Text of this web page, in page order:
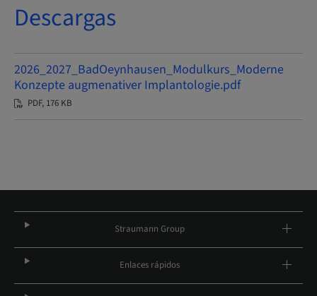
Descargas
2026_2027_BadOeynhausen_Modulkurs_Moderne
Konzepte augmenativer Implantologie.pdf
PDF, 176 KB
Straumann Group
Enlaces rápidos